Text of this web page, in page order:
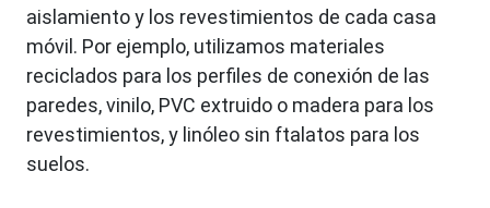
aislamiento y los revestimientos de cada casa
móvil. Por ejemplo, utilizamos materiales
reciclados para los perfiles de conexión de las
paredes, vinilo, PVC extruido o madera para los
revestimientos, y linóleo sin ftalatos para los
suelos.